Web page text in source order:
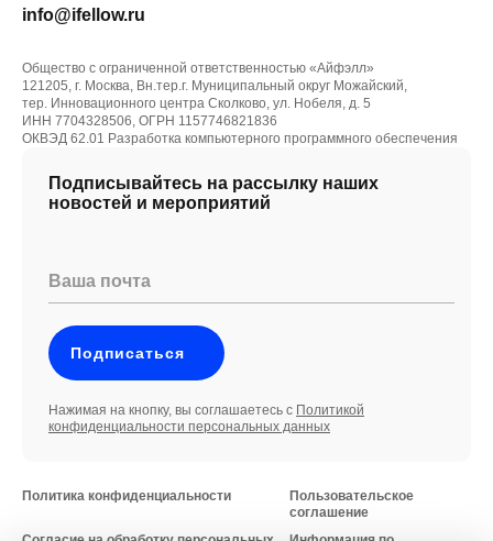
Подписывайтесь на рассылку наших
новостей и мероприятий
Ваша почта
Подписаться
Нажимая на кнопку, вы соглашаетесь с Политикой
конфиденциальности персональных данных
Политика конфиденциальности
Пользовательское
соглашение
info@ifellow.ru
Общество с ограниченной ответственностью «Айфэлл»
121205, г. Москва, Вн.тер.г. Муниципальный округ Можайский,
тер. Инновационного центра Сколково, ул. Нобеля, д. 5
ИНН 7704328506, ОГРН 1157746821836
ОКВЭД 62.01 Разработка компьютерного программного обеспечения